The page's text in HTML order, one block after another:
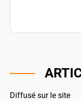
Diffusé sur le site